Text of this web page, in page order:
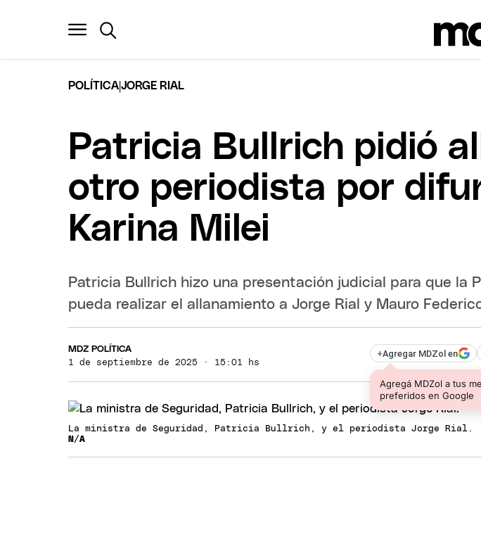
POLÍTICA|JORGE RIAL
Patricia Bullrich pidió
otro periodista por
Karina Milei
Patricia Bullrich hizo una presentación judicial para que la
pueda realizar el allanamiento a Jorge Rial y Mauro
MDZ POLÍTICA
1 de septiembre de 2025 · 15:01 hs
+Agregar MDZol en
Agregá MDZol a tus
preferidos en Google
La ministra de Seguridad, Patricia Bullrich, y el periodista Jorge Rial.
N/A